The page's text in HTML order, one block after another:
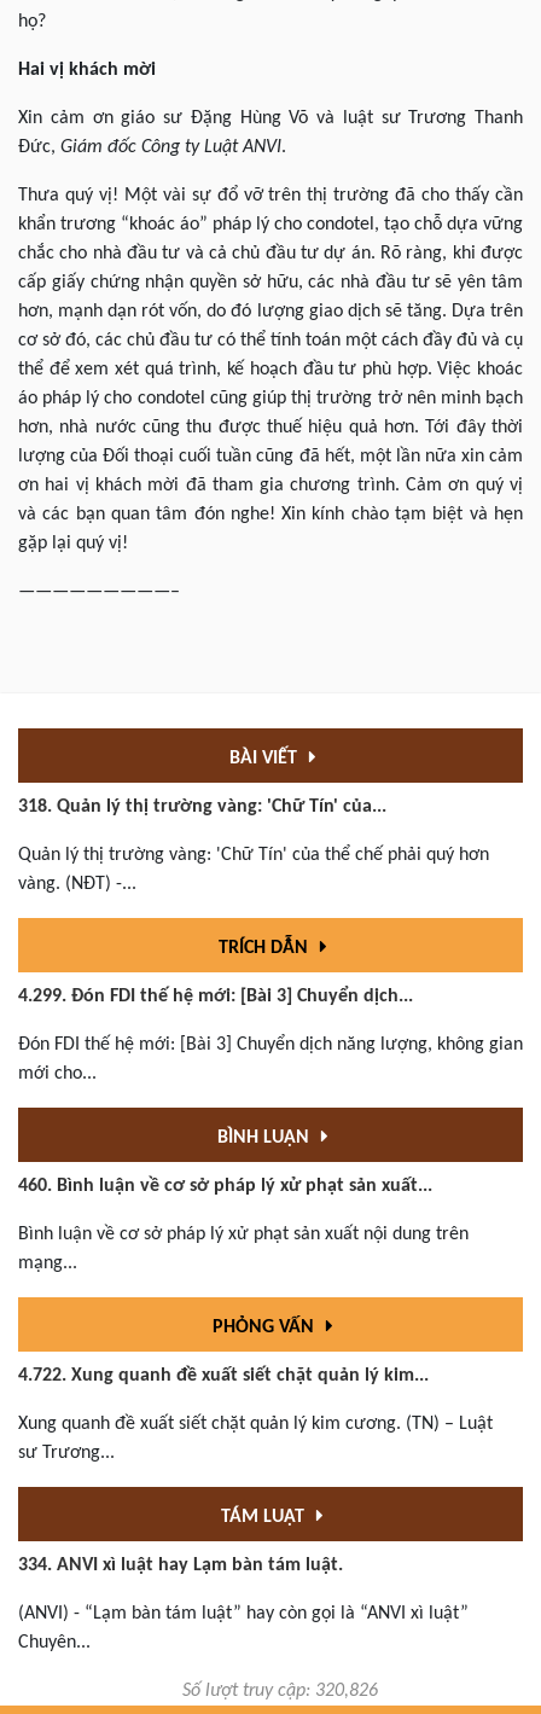
họ?
Hai vị khách mời
Xin cảm ơn giáo sư Đặng Hùng Võ và luật sư Trương Thanh
Đức, Giám đốc Công ty Luật ANVI.
Thưa quý vị! Một vài sự đổ vỡ trên thị trường đã cho thấy cần
khẩn trương “khoác áo” pháp lý cho condotel, tạo chỗ dựa vững
chắc cho nhà đầu tư và cả chủ đầu tư dự án. Rõ ràng, khi được
cấp giấy chứng nhận quyền sở hữu, các nhà đầu tư sẽ yên tâm
hơn, mạnh dạn rót vốn, do đó lượng giao dịch sẽ tăng. Dựa trên
cơ sở đó, các chủ đầu tư có thể tính toán một cách đầy đủ và cụ
thể để xem xét quá trình, kế hoạch đầu tư phù hợp. Việc khoác
áo pháp lý cho condotel cũng giúp thị trường trở nên minh bạch
hơn, nhà nước cũng thu được thuế hiệu quả hơn. Tới đây thời
lượng của Đối thoại cuối tuần cũng đã hết, một lần nữa xin cảm
ơn hai vị khách mời đã tham gia chương trình. Cảm ơn quý vị
và các bạn quan tâm đón nghe! Xin kính chào tạm biệt và hẹn
gặp lại quý vị!
—————————–
BÀI VIẾT
318. Quản lý thị trường vàng: 'Chữ Tín' của...
Quản lý thị trường vàng: 'Chữ Tín' của thể chế phải quý hơn
vàng. (NĐT) -...
TRÍCH DẪN
4.299. Đón FDI thế hệ mới: [Bài 3] Chuyển dịch...
Đón FDI thế hệ mới: [Bài 3] Chuyển dịch năng lượng, không gian
mới cho...
BÌNH LUẬN
460. Bình luận về cơ sở pháp lý xử phạt sản xuất...
Bình luận về cơ sở pháp lý xử phạt sản xuất nội dung trên
mạng...
PHỎNG VẤN
4.722. Xung quanh đề xuất siết chặt quản lý kim...
Xung quanh đề xuất siết chặt quản lý kim cương. (TN) – Luật
sư Trương...
TÁM LUẬT
334. ANVI xì luật hay Lạm bàn tám luật.
(ANVI) - “Lạm bàn tám luật” hay còn gọi là “ANVI xì luật”
Chuyên...
Số lượt truy cập: 320,826